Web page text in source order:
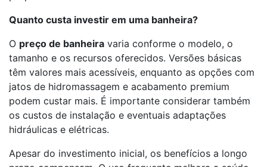
Quanto custa investir em uma banheira?
O preço de banheira varia conforme o modelo, o
tamanho e os recursos oferecidos. Versões básicas
têm valores mais acessíveis, enquanto as opções com
jatos de hidromassagem e acabamento premium
podem custar mais. É importante considerar também
os custos de instalação e eventuais adaptações
hidráulicas e elétricas.
Apesar do investimento inicial, os benefícios a longo